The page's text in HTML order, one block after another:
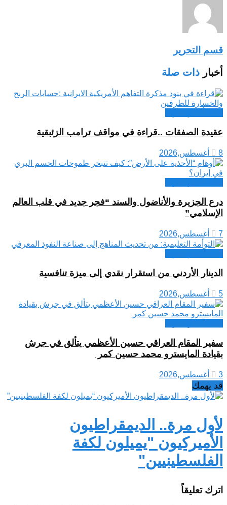
قسم التحرير
أخبار ذات صلة
عقيدة الصفقات ..قراءة في مواقف ترامب الزئبقية
8 أغسطس,2026
درع الجزيرة والأناضول والسند “فجر جديد في قلب العالم
الإسلامي”
7 أغسطس,2026
الدينار الأردني من استقرار نقدي إلى ميزة تنافسية
5 أغسطس,2026
سفير المقام العراقي حسين الأعظمي يتألق في جرش
بقيادة المايسترو محمد حسين كمر
3 أغسطس,2026
قد يهمك
لأول مرة.. الديمقراطيون
الأميركيون "يميلون لكفة
الفلسطينيين"
اترك تعليقاً